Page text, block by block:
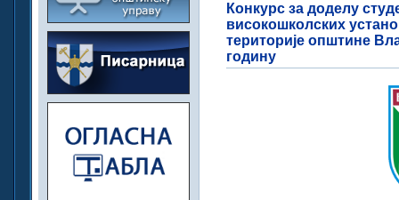
Конкурс за доделу
високошколских
територије општине
годину